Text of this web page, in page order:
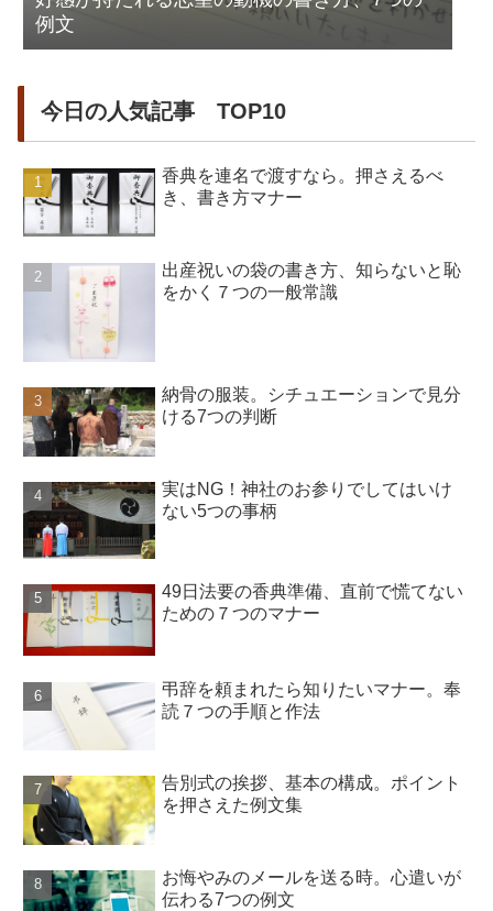
例文
今日の人気記事 TOP10
香典を連名で渡すなら。押さえるべ
き、書き方マナー
出産祝いの袋の書き方、知らないと恥
をかく７つの一般常識
納骨の服装。シチュエーションで見分
ける7つの判断
実はNG！神社のお参りでしてはいけ
ない5つの事柄
49日法要の香典準備、直前で慌てない
ための７つのマナー
弔辞を頼まれたら知りたいマナー。奉
読７つの手順と作法
告別式の挨拶、基本の構成。ポイント
を押さえた例文集
お悔やみのメールを送る時。心遣いが
伝わる7つの例文